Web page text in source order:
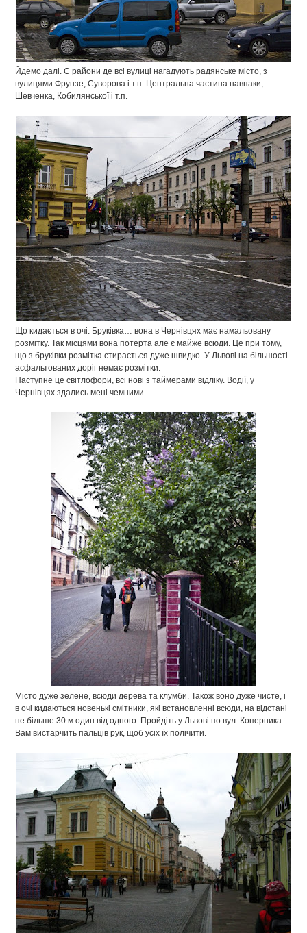
Йдемо далі. Є райони де всі вулиці нагадують радянське місто, з
вулицями Фрунзе, Суворова і т.п. Центральна частина навпаки,
Шевченка, Кобилянської і т.п.
Що кидається в очі. Бруківка… вона в Чернівцях має намальовану
розмітку. Так місцями вона потерта але є майже всюди. Це при тому,
що з бруківки розмітка стирається дуже швидко. У Львові на більшості
асфальтованих доріг немає розмітки.
Наступне це світлофори, всі нові з таймерами відліку. Водії, у
Чернівцях здались мені чемними.
Місто дуже зелене, всюди дерева та клумби. Також воно дуже чисте, і
в очі кидаються новенькі смітники, які встановленні всюди, на відстані
не більше 30 м один від одного. Пройдіть у Львові по вул. Коперника.
Вам вистарчить пальців рук, щоб усіх їх полічити.